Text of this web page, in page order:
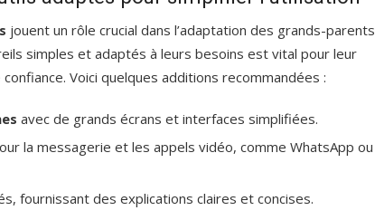
jouent un rôle crucial dans l’adaptation des grands-parents
simples et adaptés à leurs besoins est vital pour leur
Voici quelques additions recommandées :
avec de grands écrans et interfaces simplifiées.
la messagerie et les appels vidéo, comme WhatsApp ou
fournissant des explications claires et concises.